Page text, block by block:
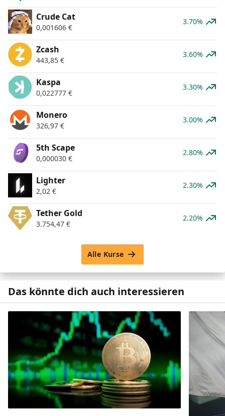
Crude Cat
0,001606 €
3.70%
Zcash
443,85 €
3.60%
Kaspa
0,022777 €
3.30%
Monero
326,97 €
3.00%
5th Scape
0,000030 €
2.80%
Lighter
2,02 €
2.30%
Tether Gold
3.754,47 €
2.20%
Alle Kurse
Das könnte dich auch interessieren